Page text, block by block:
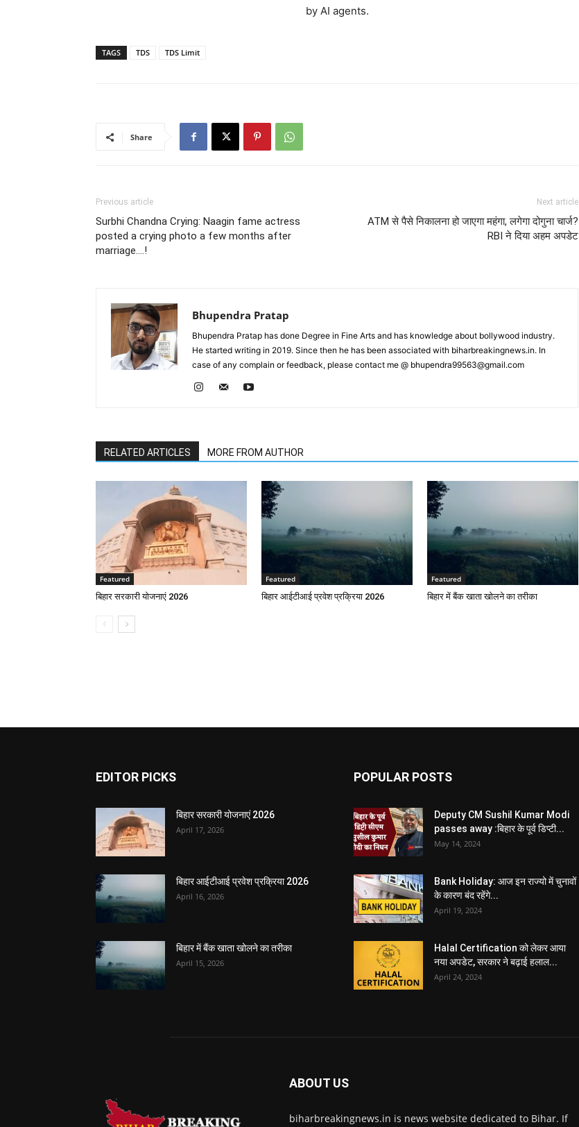
by AI agents.
TAGS TDS TDS Limit
Share
Previous article
Surbhi Chandna Crying: Naagin fame actress
posted a crying photo a few months after
marriage….!
Next article
ATM से पैसे निकालना हो जाएगा महंगा, लगेगा दोगुना चार्ज?
RBI ने दिया अहम अपडेट
Bhupendra Pratap
Bhupendra Pratap has done Degree in Fine Arts and has knowledge about bollywood industry.
He started writing in 2019. Since then he has been associated with biharbreakingnews.in. In
case of any complain or feedback, please contact me @ bhupendra99563@gmail.com
RELATED ARTICLES MORE FROM AUTHOR
Featured
बिहार सरकारी योजनाएं 2026
Featured
बिहार आईटीआई प्रवेश प्रक्रिया 2026
Featured
बिहार में बैंक खाता खोलने का तरीका
EDITOR PICKS
बिहार सरकारी योजनाएं 2026
April 17, 2026
बिहार आईटीआई प्रवेश प्रक्रिया 2026
April 16, 2026
बिहार में बैंक खाता खोलने का तरीका
April 15, 2026
POPULAR POSTS
Deputy CM Sushil Kumar Modi
passes away :बिहार के पूर्व डिप्टी...
May 14, 2024
Bank Holiday: आज इन राज्यो में चुनावों
के कारण बंद रहेंगे...
April 19, 2024
Halal Certification को लेकर आया
नया अपडेट, सरकार ने बढ़ाई हलाल...
April 24, 2024
ABOUT US
biharbreakingnews.in is news website dedicated to Bihar. If